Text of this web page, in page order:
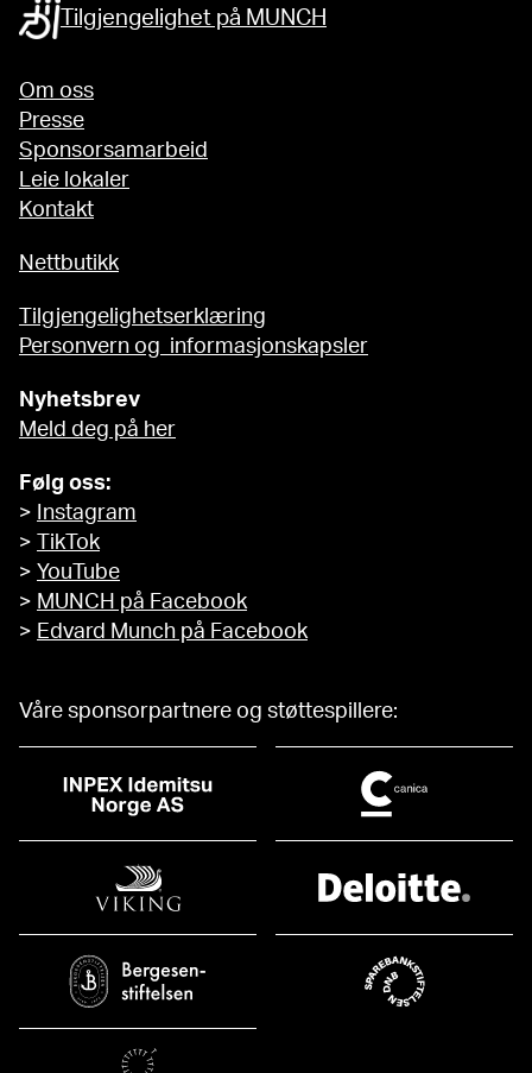
Tilgjengelighet på MUNCH
Om oss
Presse
Sponsorsamarbeid
Leie lokaler
Kontakt
Nettbutikk
Tilgjengelighetserklæring
Personvern og informasjonskapsler
Nyhetsbrev
Meld deg på her
Følg oss:
>
Instagram
>
TikTok
> YouTube
> MUNCH på Facebook
> Edvard Munch på Facebook
Våre sponsorpartnere og støttespillere: